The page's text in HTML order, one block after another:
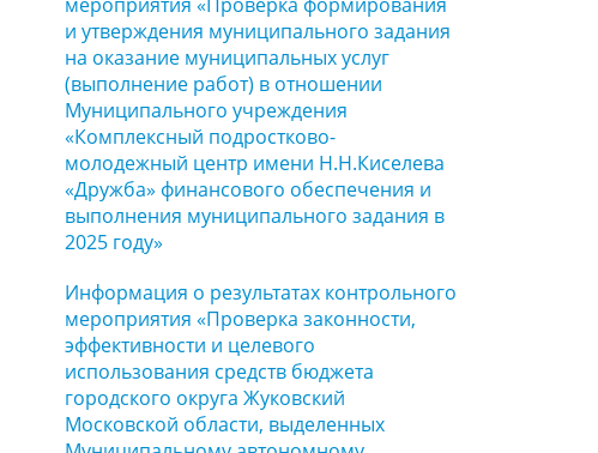
и утверждения муниципального задания
на оказание муниципальных услуг
(выполнение работ) в отношении
Муниципального учреждения
«Комплексный подростково-
молодежный центр имени Н.Н.Киселева
«Дружба» финансового обеспечения и
выполнения муниципального задания в
2025 году»
Информация о результатах контрольного
мероприятия «Проверка законности,
эффективности и целевого
использования средств бюджета
городского округа Жуковский
Московской области, выделенных